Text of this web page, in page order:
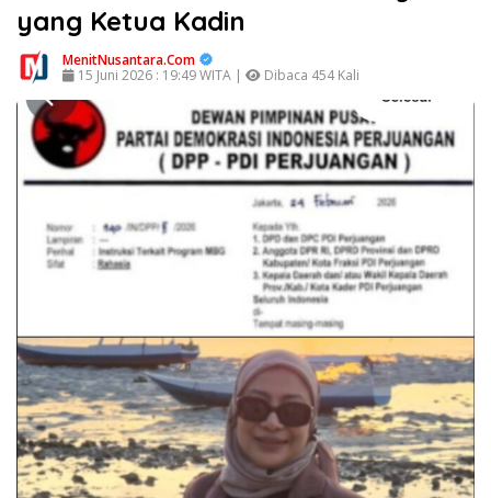
yang Ketua Kadin
MenitNusantara.Com
15 Juni 2026 : 19:49 WITA |
Dibaca 454 Kali